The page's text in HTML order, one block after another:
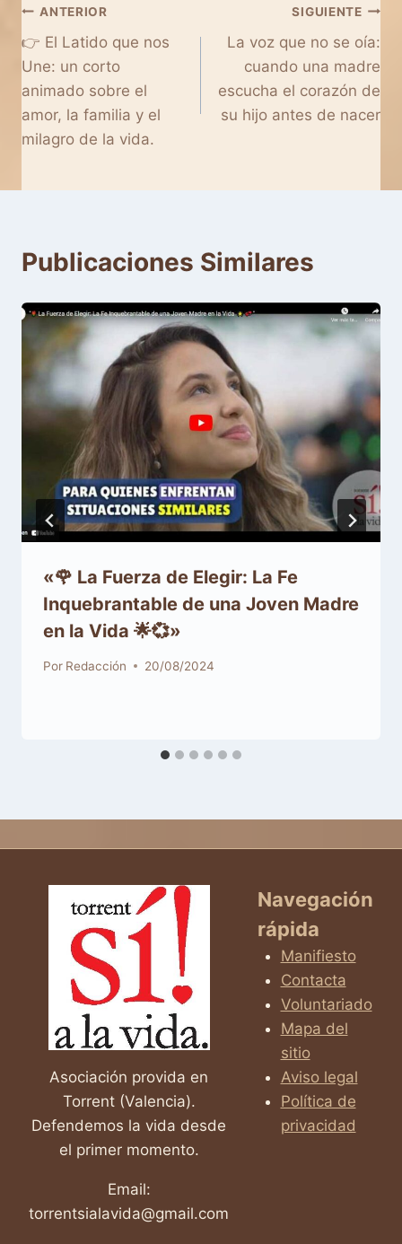
Navegación
de
entradas
ANTERIOR
👉 El Latido que nos
Une: un corto
animado sobre el
amor, la familia y el
milagro de la vida.
SIGUIENTE
La voz que no se oía:
cuando una madre
escucha el corazón de
su hijo antes de nacer
Publicaciones Similares
«🌹 La Fuerza de Elegir: La Fe
Inquebrantable de una Joven Madre
en la Vida 🌟💞»
Por Redacción 20/08/2024
Asociación provida en
Torrent (Valencia).
Defendemos la vida desde
el primer momento.
Email:
torrentsialavida@gmail.com
Navegación
rápida
Manifiesto
Contacta
Voluntariado
Mapa del
sitio
Aviso legal
Política de
privacidad